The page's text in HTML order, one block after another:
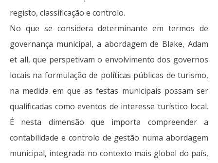
registo, classificação e controlo.
No que se considera determinante em termos de
governança municipal, a abordagem de Blake, Adam
et all, que perspetivam o envolvimento dos governos
locais na formulação de políticas públicas de turismo,
na medida em que as festas municipais possam ser
qualificadas como eventos de interesse turístico local.
É nesta dimensão que importa compreender a
contabilidade e controlo de gestão numa abordagem
municipal, integrada no contexto mais global do país,